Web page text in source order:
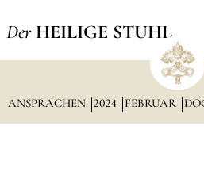
Der HEILIGE STUHL
ANSPRACHEN 2024 FEBRUAR